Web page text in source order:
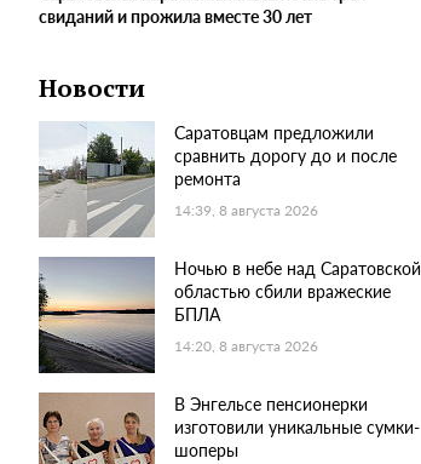
свиданий и прожила вместе 30 лет
Новости
Саратовцам предложили
сравнить дорогу до и после
ремонта
14:39, 8 августа 2026
Ночью в небе над Саратовской
областью сбили вражеские
БПЛА
14:20, 8 августа 2026
В Энгельсе пенсионерки
изготовили уникальные сумки-
шоперы